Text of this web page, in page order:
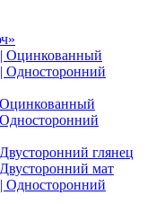
Оцинкованный
глянец
мат